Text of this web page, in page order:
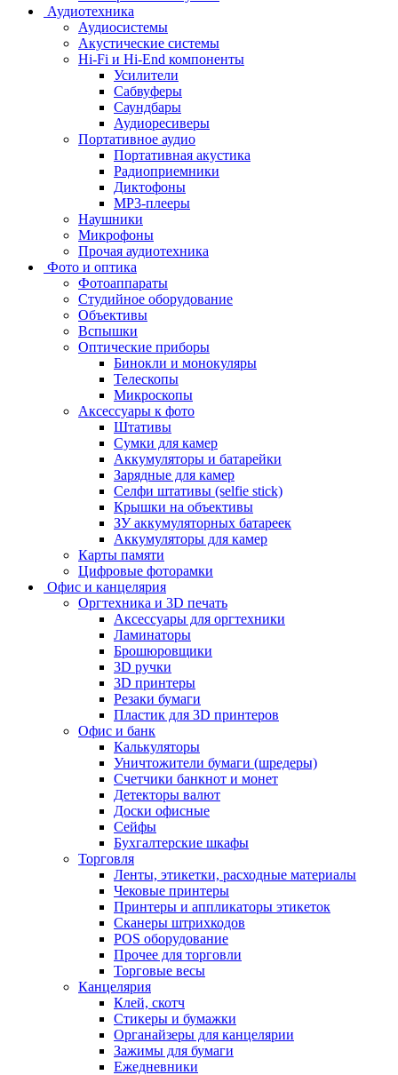
Аудиотехника
Аудиосистемы
Акустические системы
Hi-Fi и Hi-End компоненты
Усилители
Сабвуферы
Саундбары
Аудиоресиверы
Портативное аудио
Портативная акустика
Радиоприемники
Диктофоны
MP3-плееры
Наушники
Микрофоны
Прочая аудиотехника
Фото и оптика
Фотоаппараты
Cтудийное оборудование
Объективы
Вспышки
Оптические приборы
Бинокли и монокуляры
Телескопы
Микроскопы
Аксессуары к фото
Штативы
Сумки для камер
Аккумуляторы и батарейки
Зарядные для камер
Селфи штативы (selfie stick)
Крышки на объективы
ЗУ аккумуляторных батареек
Аккумуляторы для камер
Карты памяти
Цифровые фоторамки
Офис и канцелярия
Оргтехника и 3D печать
Аксессуары для оргтехники
Ламинаторы
Брошюровщики
3D ручки
3D принтеры
Резаки бумаги
Пластик для 3D принтеров
Офис и банк
Калькуляторы
Уничтожители бумаги (шредеры)
Счетчики банкнот и монет
Детекторы валют
Доски офисные
Сейфы
Бухгалтерские шкафы
Торговля
Ленты, этикетки, расходные материалы
Чековые принтеры
Принтеры и аппликаторы этикеток
Сканеры штрихкодов
POS оборудование
Прочее для торговли
Торговые весы
Канцелярия
Клей, скотч
Стикеры и бумажки
Органайзеры для канцелярии
Зажимы для бумаги
Ежедневники